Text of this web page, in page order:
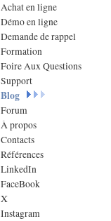
Achat en ligne
Démo en ligne
Demande de rappel
Formation
Foire Aux Questions
Support
Blog
Forum
À propos
Contacts
Références
LinkedIn
FaceBook
X
Instagram